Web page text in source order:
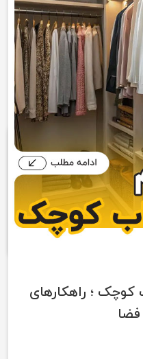
کوچک ؛ راهکارهای
فضا